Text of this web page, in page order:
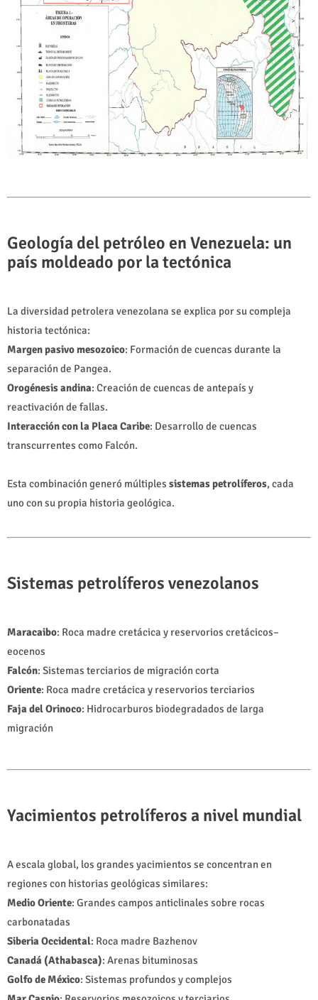
Geología del petróleo en Venezuela: un
país moldeado por la tectónica
La diversidad petrolera venezolana se explica por su compleja
historia tectónica:
Margen pasivo mesozoico: Formación de cuencas durante la
separación de Pangea.
Orogénesis andina: Creación de cuencas de antepaís y
reactivación de fallas.
Interacción con la Placa Caribe: Desarrollo de cuencas
transcurrentes como Falcón.
Esta combinación generó múltiples sistemas petrolíferos, cada
uno con su propia historia geológica.
Sistemas petrolíferos venezolanos
Maracaibo: Roca madre cretácica y reservorios cretácicos–
eocenos
Falcón: Sistemas terciarios de migración corta
Oriente: Roca madre cretácica y reservorios terciarios
Faja del Orinoco: Hidrocarburos biodegradados de larga
migración
Yacimientos petrolíferos a nivel mundial
A escala global, los grandes yacimientos se concentran en
regiones con historias geológicas similares:
Medio Oriente: Grandes campos anticlinales sobre rocas
carbonatadas
Siberia Occidental: Roca madre Bazhenov
Canadá (Athabasca): Arenas bituminosas
Golfo de México: Sistemas profundos y complejos